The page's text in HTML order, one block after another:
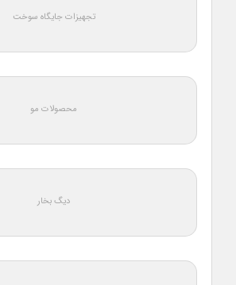
تجهیزات جایگاه سوخت
محصولات مو
دیگ بخار